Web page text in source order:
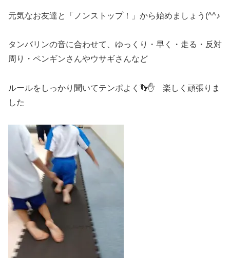
元気なお友達と「ノンストップ！」から始めましょう(^^♪
タンバリンの音に合わせて、ゆっくり・早く・走る・反対
周り・ペンギンさんやウサギさんなど
ルールをしっかり聞いてテンポよく👣✋ 楽しく頑張りま
した